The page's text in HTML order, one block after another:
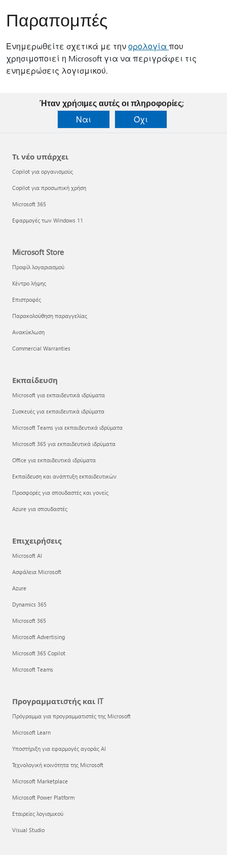
Παραπομπές
Ενημερωθείτε σχετικά με τηνορολογία που
χρησιμοποιεί η Microsoft για να περιγράφει τις
ενημερώσεις λογισμικού.
Ήταν χρήσιμες αυτές οι πληροφορίες;
Ναι
Όχι
Τι νέο υπάρχει
Copilot για οργανισμούς
Copilot για προσωπική χρήση
Microsoft 365
Εφαρμογές των Windows 11
Microsoft Store
Προφίλ λογαριασμού
Κέντρο λήψης
Επιστροφές
Παρακολούθηση παραγγελίας
Ανακύκλωση
Commercial Warranties
Εκπαίδευση
Microsoft για εκπαιδευτικά ιδρύματα
Συσκευές για εκπαιδευτικά ιδρύματα
Microsoft Teams για εκπαιδευτικά ιδρύματα
Microsoft 365 για εκπαιδευτικά ιδρύματα
Office για εκπαιδευτικά ιδρύματα
Εκπαίδευση και ανάπτυξη εκπαιδευτικών
Προσφορές για σπουδαστές και γονείς
Azure για σπουδαστές
Επιχειρήσεις
Microsoft AI
Ασφάλεια Microsoft
Azure
Dynamics 365
Microsoft 365
Microsoft Advertising
Microsoft 365 Copilot
Microsoft Teams
Προγραμματιστής και IT
Πρόγραμμα για προγραμματιστές της Microsoft
Microsoft Learn
Υποστήριξη για εφαρμογές αγοράς AI
Τεχνολογική κοινότητα της Microsoft
Microsoft Marketplace
Microsoft Power Platform
Εταιρείες λογισμικού
Visual Studio